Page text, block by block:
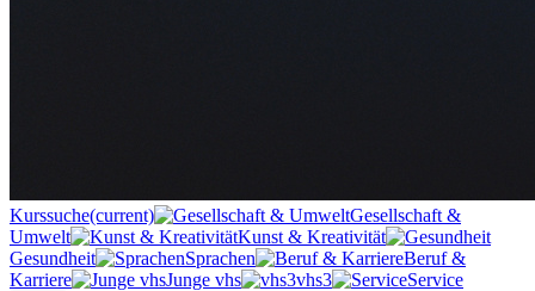
Kurssuche(current)
Gesellschaft &
Umwelt
Kunst & Kreativität
Gesundheit
Sprachen
Beruf &
Karriere
Junge vhs vhs3 Service